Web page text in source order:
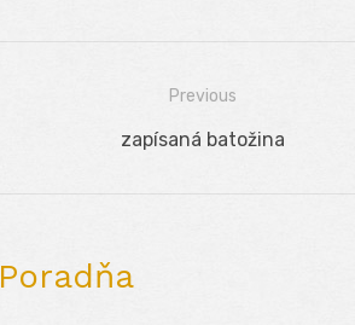
Previous
Previous
zapísaná batožina
Poradňa